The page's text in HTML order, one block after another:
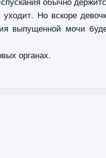
Но вскоре
выпущенной мочи
органах.